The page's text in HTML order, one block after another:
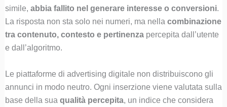
simile, abbia fallito nel generare interesse o conversioni.
La risposta non sta solo nei numeri, ma nella combinazione
tra contenuto, contesto e pertinenzapercepita dall’utente
e dall’algoritmo.
Le piattaforme di advertising digitale non distribuiscono gli
annunci in modo neutro. Ogni inserzione viene valutata sulla
base della sua qualità percepita, un indice che considera